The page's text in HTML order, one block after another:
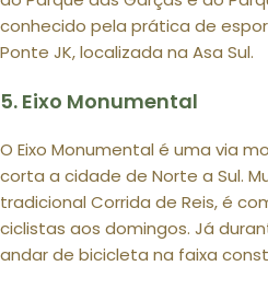
conhecido pela prática de
Ponte JK, localizada na Asa Sul.
5. Eixo Monumental
O Eixo Monumental é uma via
corta a cidade de Norte a Sul.
tradicional Corrida de Reis, é
ciclistas aos domingos. Já
andar de bicicleta na faixa